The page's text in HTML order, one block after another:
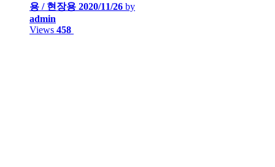
용 / 현장용 2020/11/26 by
admin
Views 458